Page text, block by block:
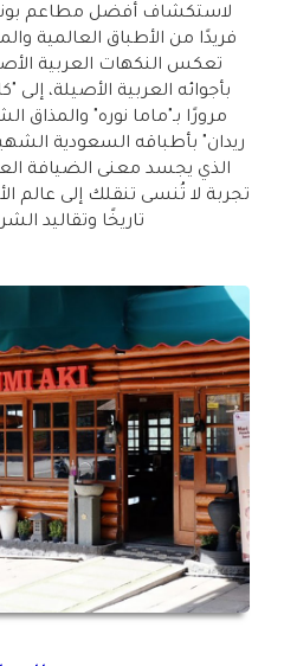
لاستكشاف أفضل مطاعم
فريدًا من الأطباق العالمية
تعكس النكهات العربية
بأجوائه العربية الأصيلة، إلى
مرورًا بـ"ماما نوره" والمذاق
ريدان" بأطباقه السعودية
الذي يجسد معنى الضيافة
تجربة لا تُنسى تنقلك إلى عالم
تاريخًا وتقاليد